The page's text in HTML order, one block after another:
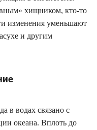
хищником, кто-то
изменения уменьшают
и другим
в водах связано с
океана. Вплоть до